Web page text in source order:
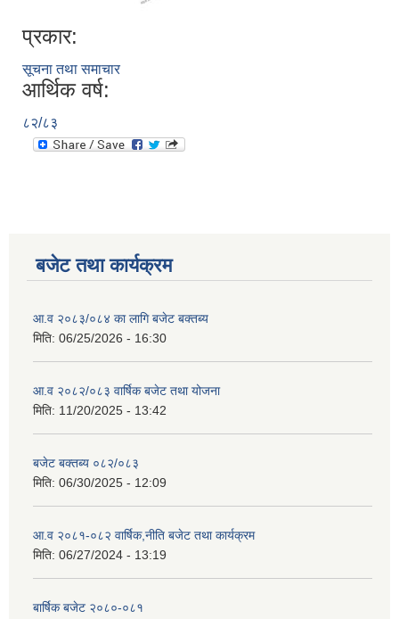
प्रकार:
सूचना तथा समाचार
आर्थिक वर्ष:
८२/८३
बजेट तथा कार्यक्रम
आ.व २०८३/०८४ का लागि बजेट बक्तब्य
मिति: 06/25/2026 - 16:30
आ.व २०८२/०८३ वार्षिक बजेट तथा योजना
मिति: 11/20/2025 - 13:42
बजेट बक्तब्य ०८२/०८३
मिति: 06/30/2025 - 12:09
आ.व २०८१-०८२ वार्षिक,नीति बजेट तथा कार्यक्रम
मिति: 06/27/2024 - 13:19
बार्षिक बजेट २०८०-०८१